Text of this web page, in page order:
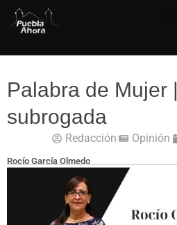
Palabra de Mujer
subrogada
Redacción Opinión
Rocío García Olmedo